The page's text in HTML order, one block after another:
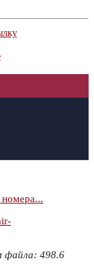
файла: 498.6